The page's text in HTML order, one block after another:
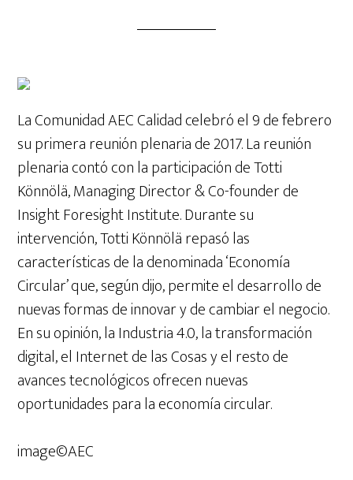
La Comunidad AEC Calidad celebró el 9 de febrero
su primera reunión plenaria de 2017. La reunión
plenaria contó con la participación de Totti
Könnölä, Managing Director & Co-founder de
Insight Foresight Institute. Durante su
intervención, Totti Könnölä repasó las
características de la denominada ‘Economía
Circular’ que, según dijo, permite el desarrollo de
nuevas formas de innovar y de cambiar el negocio.
En su opinión, la Industria 4.0, la transformación
digital, el Internet de las Cosas y el resto de
avances tecnológicos ofrecen nuevas
oportunidades para la economía circular.
image©AEC